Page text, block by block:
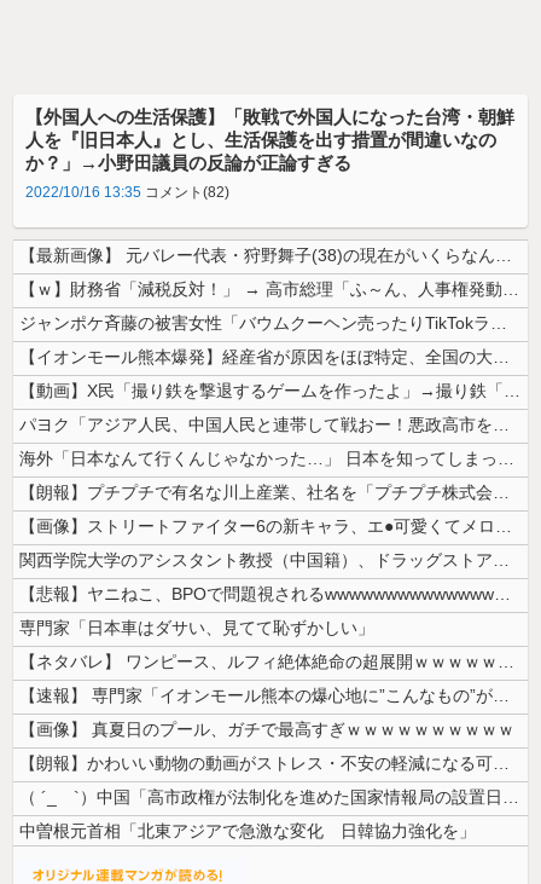
【外国人への生活保護】「敗戦で外国人になった台湾・朝鮮
人を『旧日本人』とし、生活保護を出す措置が間違いなの
か？」→小野田議員の反論が正論すぎる
2022/10/16 13:35 コメント(82)
【最新画像】 元バレー代表・狩野舞子(38)の現在がいくらなんでも即ハ...
【ｗ】財務省「減税反対！」 → 高市総理「ふ～ん、人事権発動ね？」 →...
ジャンポケ斉藤の被害女性「バウムクーヘン売ったりTikTokライブして...
【イオンモール熊本爆発】経産省が原因をほぼ特定、全国の大規模施設でガス...
【動画】X民「撮り鉄を撃退するゲームを作ったよ」→撮り鉄「！？！！？？...
パヨク「アジア人民、中国人民と連帯して戦おー！悪政高市を打倒するぞー！...
海外「日本なんて行くんじゃなかった…」 日本を知ってしまったディズニー...
【朗報】プチプチで有名な川上産業、社名を「プチプチ株式会社」に変更ww...
【画像】ストリートファイター6の新キャラ、エ●可愛くてメロメロになるプ...
関西学院大学のアシスタント教授（中国籍）、ドラッグストアで現行犯逮捕 ...
【悲報】ヤニねこ、BPOで問題視されるwwwwwwwwwwwwwwww...
専門家「日本車はダサい、見てて恥ずかしい」
【ネタバレ】 ワンピース、ルフィ絶体絶命の超展開ｗｗｗｗｗｗｗｗｗｗｗ...
【速報】 専門家「イオンモール熊本の爆心地に”こんなもの”があったんだ...
【画像】 真夏日のプール、ガチで最高すぎｗｗｗｗｗｗｗｗｗｗ
【朗報】かわいい動物の動画がストレス・不安の軽減になる可能性。英大学の...
（ ´_ゝ`）中国「高市政権が法制化を進めた国家情報局の設置日が7月3...
中曽根元首相「北東アジアで急激な変化 日韓協力強化を」